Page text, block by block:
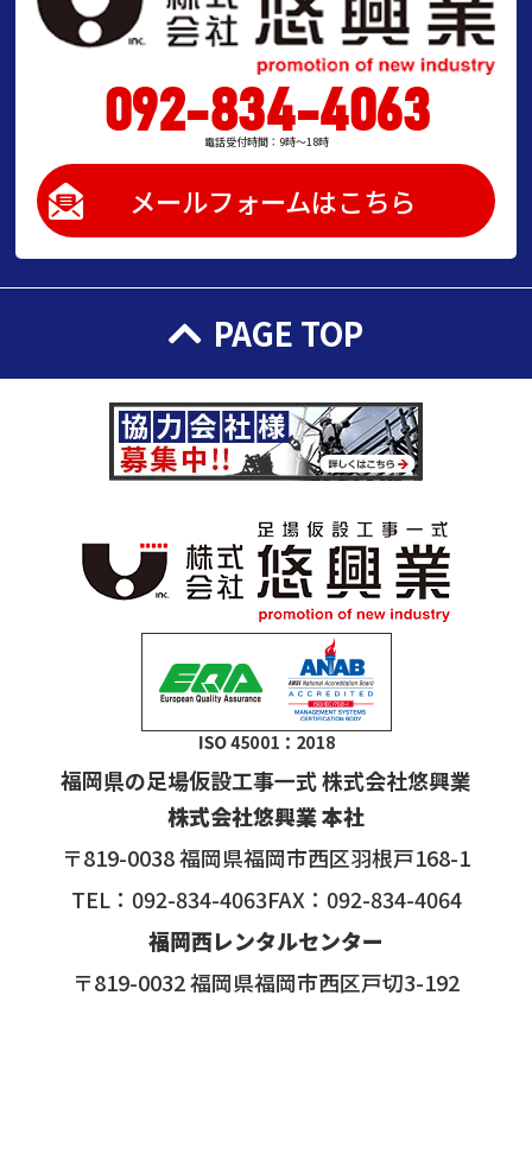
092-834-4063
電話受付時間：9時～18時
メールフォームはこちら
PAGE TOP
福岡県の足場仮設工事一式 株式会社悠興業
株式会社悠興業 本社
〒819-0038 福岡県福岡市西区羽根戸168-1
TEL：092-834-4063FAX：092-834-4064
福岡西レンタルセンター
〒819-0032 福岡県福岡市西区戸切3-192